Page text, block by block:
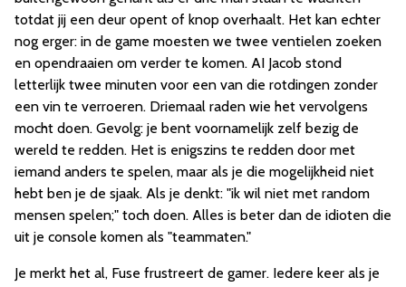
totdat jij een deur opent of knop overhaalt. Het kan echter
nog erger: in de game moesten we twee ventielen zoeken
en opendraaien om verder te komen. AI Jacob stond
letterlijk twee minuten voor een van die rotdingen zonder
een vin te verroeren. Driemaal raden wie het vervolgens
mocht doen. Gevolg: je bent voornamelijk zelf bezig de
wereld te redden. Het is enigszins te redden door met
iemand anders te spelen, maar als je die mogelijkheid niet
hebt ben je de sjaak. Als je denkt: "ik wil niet met random
mensen spelen;" toch doen. Alles is beter dan de idioten die
uit je console komen als "teammaten."
Je merkt het al, Fuse frustreert de gamer. Iedere keer als je